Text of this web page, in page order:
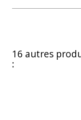
16 autres
: